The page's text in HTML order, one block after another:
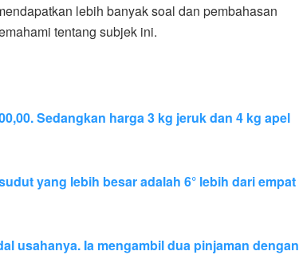
lebih banyak soal dan pembahasan
tentang subjek ini.
Sedangkan harga 3 kg jeruk dan 4 kg apel
yang lebih besar adalah 6° lebih dari empat
usahanya. Ia mengambil dua pinjaman dengan